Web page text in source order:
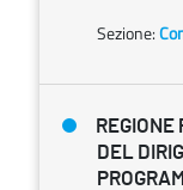
Sezione:
DEL